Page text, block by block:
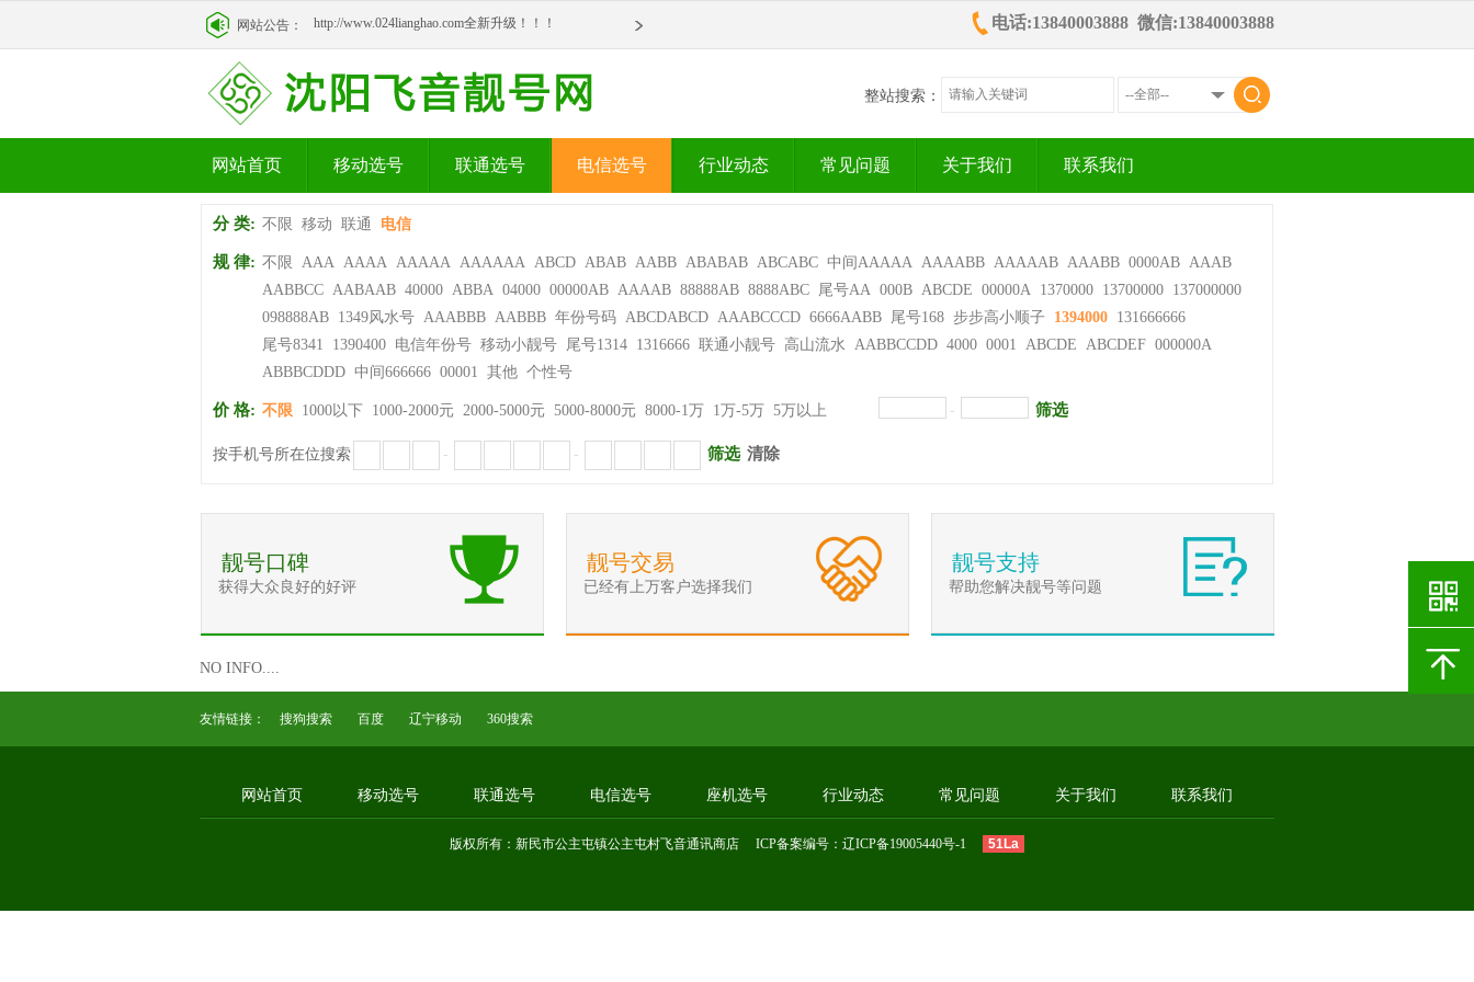
网站公告： http://www.024lianghao.com全新升级！！！ 电话:13840003888 微信:13840003888
整站搜索：
网站首页 移动选号 联通选号 电信选号 行业动态 常见问题 关于我们 联系我们
分 类: 不限 移动 联通 电信
规 律: 不限 AAA AAAA AAAAA AAAAAA ABCD ABAB AABB ABABAB ABCABC 中间AAAAA AAAABB AAAAAB AAABB 0000AB AAAB
AABBCC AABAAB 40000 ABBA 04000 00000AB AAAAB 88888AB 8888ABC 尾号AA 000B ABCDE 00000A 1370000 13700000 137000000
098888AB 1349风水号 AAABBB AABBB 年份号码 ABCDABCD AAABCCCD 6666AABB 尾号168 步步高小顺子 1394000 131666666
尾号8341
1390400 电信年份号 移动小靓号 尾号1314 1316666 联通小靓号 高山流水 AABBCCDD 4000 0001 ABCDE ABCDEF 000000A
ABBBCDDD 中间666666 00001 其他 个性号
价 格: 不限 1000以下 1000-2000元 2000-5000元 5000-8000元 8000-1万 1万-5万 5万以上 - 筛选
按手机号所在位搜索 - - 筛选 清除
靓号口碑
获得大众良好的好评
靓号交易
已经有上万客户选择我们
靓号支持
帮助您解决靓号等问题
NO INFO....
友情链接： 搜狗搜索 百度 辽宁移动 360搜索
网站首页 移动选号 联通选号 电信选号 座机选号 行业动态 常见问题 关于我们 联系我们
版权所有：新民市公主屯镇公主屯村飞音通讯商店 ICP备案编号： 辽ICP备19005440号-1 51La